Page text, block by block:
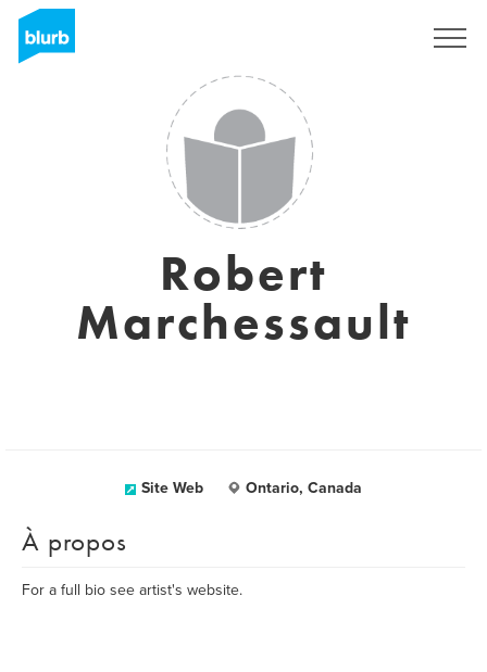
Robert
Marchessault
Site Web Ontario, Canada
À propos
For a full bio see artist's website.